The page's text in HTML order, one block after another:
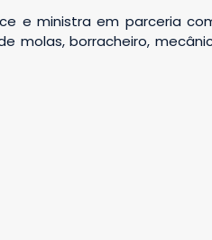
e ministra em parceria
molas, borracheiro,